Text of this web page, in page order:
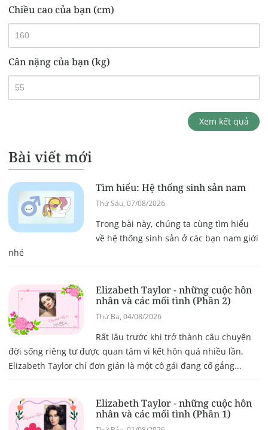
Chiều cao của bạn (cm)
Cân nặng của bạn (kg)
Xem kết quả
Bài viết mới
Tìm hiểu: Hệ thống sinh sản nam
Thứ Sáu, 07/08/2026
Trong bài này, chúng ta cùng tìm hiểu
về hệ thống sinh sản ở các bạn nam giới
nhé
Elizabeth Taylor - những cuộc hôn
nhân và các mối tình (Phần 2)
Thứ Ba, 04/08/2026
Rất lâu trước khi trở thành câu chuyện
đời sống riêng tư được quan tâm vì kết hôn quá nhiều lần,
Elizabeth Taylor chỉ đơn giản là một cô gái đang cố gắng...
Elizabeth Taylor - những cuộc hôn
nhân và các mối tình (Phần 1)